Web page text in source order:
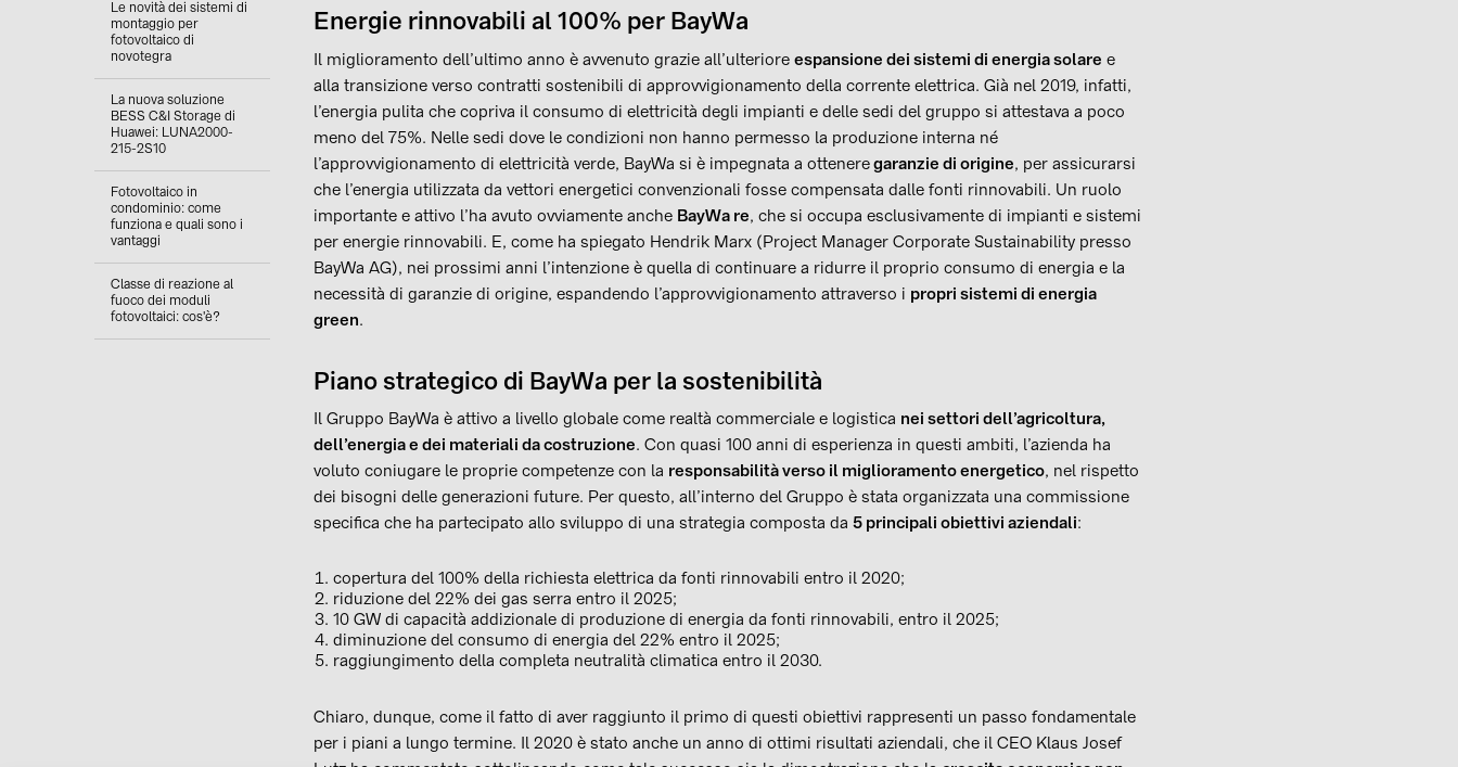
Le novità dei sistemi di
montaggio per
fotovoltaico di
novotegra
La nuova soluzione
BESS C&I Storage di
Huawei: LUNA2000-
215-2S10
Fotovoltaico in
condominio: come
funziona e quali sono i
vantaggi
Classe di reazione al
fuoco dei moduli
fotovoltaici: cos'è?
Energie rinnovabili al 100% per BayWa
Il miglioramento dell’ultimo anno è avvenuto grazie all’ulteriore espansione dei sistemi di energia solare e
alla transizione verso contratti sostenibili di approvvigionamento della corrente elettrica. Già nel 2019, infatti,
l’energia pulita che copriva il consumo di elettricità degli impianti e delle sedi del gruppo si attestava a poco
meno del 75%. Nelle sedi dove le condizioni non hanno permesso la produzione interna né
l’approvvigionamento di elettricità verde, BayWa si è impegnata a otteneregaranzie di origine, per assicurarsi
che l’energia utilizzata da vettori energetici convenzionali fosse compensata dalle fonti rinnovabili. Un ruolo
importante e attivo l’ha avuto ovviamente anche BayWa re, che si occupa esclusivamente di impianti e sistemi
per energie rinnovabili. E, come ha spiegato Hendrik Marx (Project Manager Corporate Sustainability presso
BayWa AG), nei prossimi anni l’intenzione è quella di continuare a ridurre il proprio consumo di energia e la
necessità di garanzie di origine, espandendo l’approvvigionamento attraverso i propri sistemi di energia
green.
Piano strategico di BayWa per la sostenibilità
Il Gruppo BayWa è attivo a livello globale come realtà commerciale e logistica nei settori dell’agricoltura,
dell’energia e dei materiali da costruzione. Con quasi 100 anni di esperienza in questi ambiti, l’azienda ha
voluto coniugare le proprie competenze con la responsabilità verso il miglioramento energetico, nel rispetto
dei bisogni delle generazioni future. Per questo, all’interno del Gruppo è stata organizzata una commissione
specifica che ha partecipato allo sviluppo di una strategia composta da 5 principali obiettivi aziendali:
copertura del 100% della richiesta elettrica da fonti rinnovabili entro il 2020;
riduzione del 22% dei gas serra entro il 2025;
10 GW di capacità addizionale di produzione di energia da fonti rinnovabili, entro il 2025;
diminuzione del consumo di energia del 22% entro il 2025;
raggiungimento della completa neutralità climatica entro il 2030.
Chiaro, dunque, come il fatto di aver raggiunto il primo di questi obiettivi rappresenti un passo fondamentale
per i piani a lungo termine. Il 2020 è stato anche un anno di ottimi risultati aziendali, che il CEO Klaus Josef